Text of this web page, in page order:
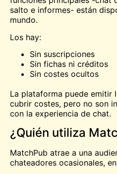
salto e informes- están
mundo.
Los hay:
Sin suscripciones
Sin fichas ni créditos
Sin costes ocultos
La plataforma puede emitir
cubrir costes, pero no son
con la experiencia de chat.
¿Quién utiliza
MatchPub atrae a una
chateadores ocasionales,